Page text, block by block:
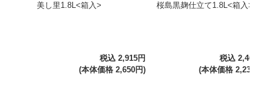
美し里1.8L<箱入>
税込 2,915円
(本体価格 2,650円)
桜島黒麹仕立て1.8L<箱入>
税込 2,461円
(本体価格 2,237円)